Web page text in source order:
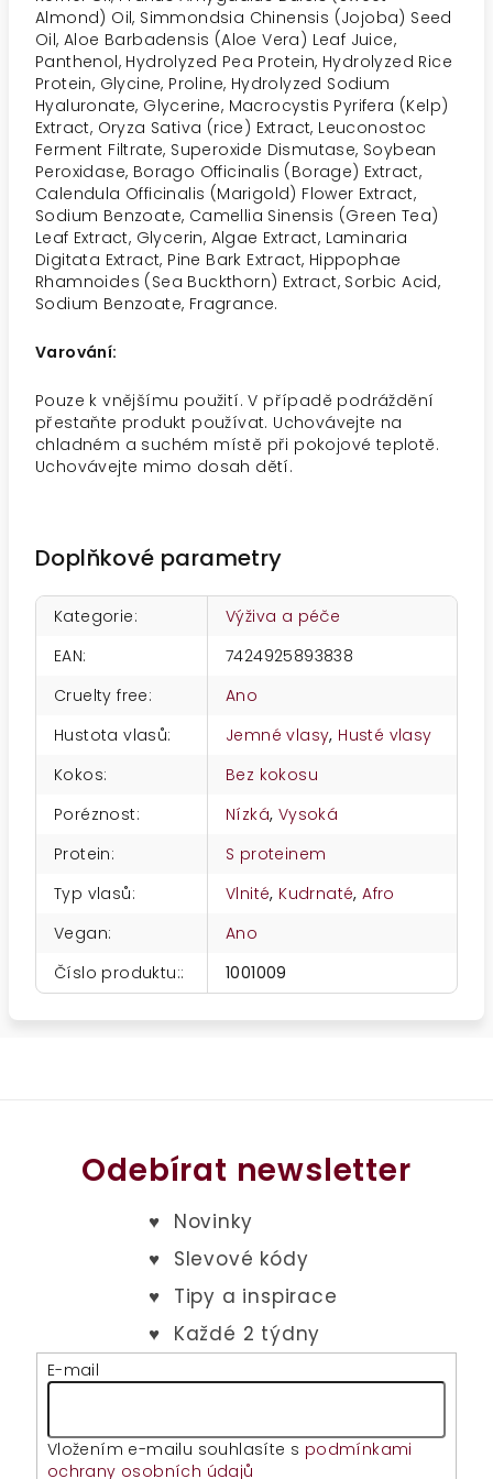
Almond) Oil, Simmondsia Chinensis (Jojoba) Seed
Oil, Aloe Barbadensis (Aloe Vera) Leaf Juice,
Panthenol, Hydrolyzed Pea Protein, Hydrolyzed Rice
Protein, Glycine, Proline, Hydrolyzed Sodium
Hyaluronate, Glycerine, Macrocystis Pyrifera (Kelp)
Extract, Oryza Sativa (rice) Extract, Leuconostoc
Ferment Filtrate, Superoxide Dismutase, Soybean
Peroxidase, Borago Officinalis (Borage) Extract,
Calendula Officinalis (Marigold) Flower Extract,
Sodium Benzoate, Camellia Sinensis (Green Tea)
Leaf Extract, Glycerin, Algae Extract, Laminaria
Digitata Extract, Pine Bark Extract, Hippophae
Rhamnoides (Sea Buckthorn) Extract, Sorbic Acid,
Sodium Benzoate, Fragrance.
Varování:
Pouze k vnějšímu použití. V případě podráždění
přestaňte produkt používat. Uchovávejte na
chladném a suchém místě při pokojové teplotě.
Uchovávejte mimo dosah dětí.
Doplňkové parametry
Kategorie:
Výživa a péče
EAN:
7424925893838
Cruelty free:
Ano
Hustota vlasů: Jemné vlasy, Husté vlasy
Kokos:
Bez kokosu
Poréznost: Nízká, Vysoká
Protein:
S proteinem
Typ vlasů: Vlnité, Kudrnaté,Afro
Vegan:
Ano
Číslo produktu:: 1001009
Odebírat newsletter
E-mail
Vložením e-mailu souhlasíte s podmínkami
ochrany osobních údajů